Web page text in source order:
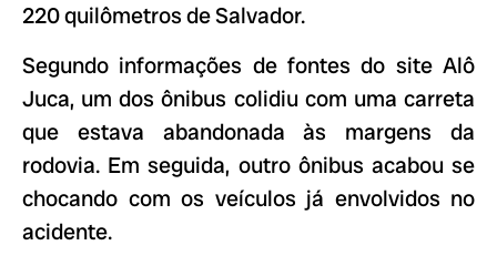
220 quilômetros de Salvador.
Segundo informações de fontes do site Alô
Juca, um dos ônibus colidiu com uma carreta
que estava abandonada às margens da
rodovia. Em seguida, outro ônibus acabou se
chocando com os veículos já envolvidos no
acidente.